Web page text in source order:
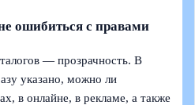
ошибиться с правами
— прозрачность. В
указано, можно ли
в онлайне, в рекламе, а также